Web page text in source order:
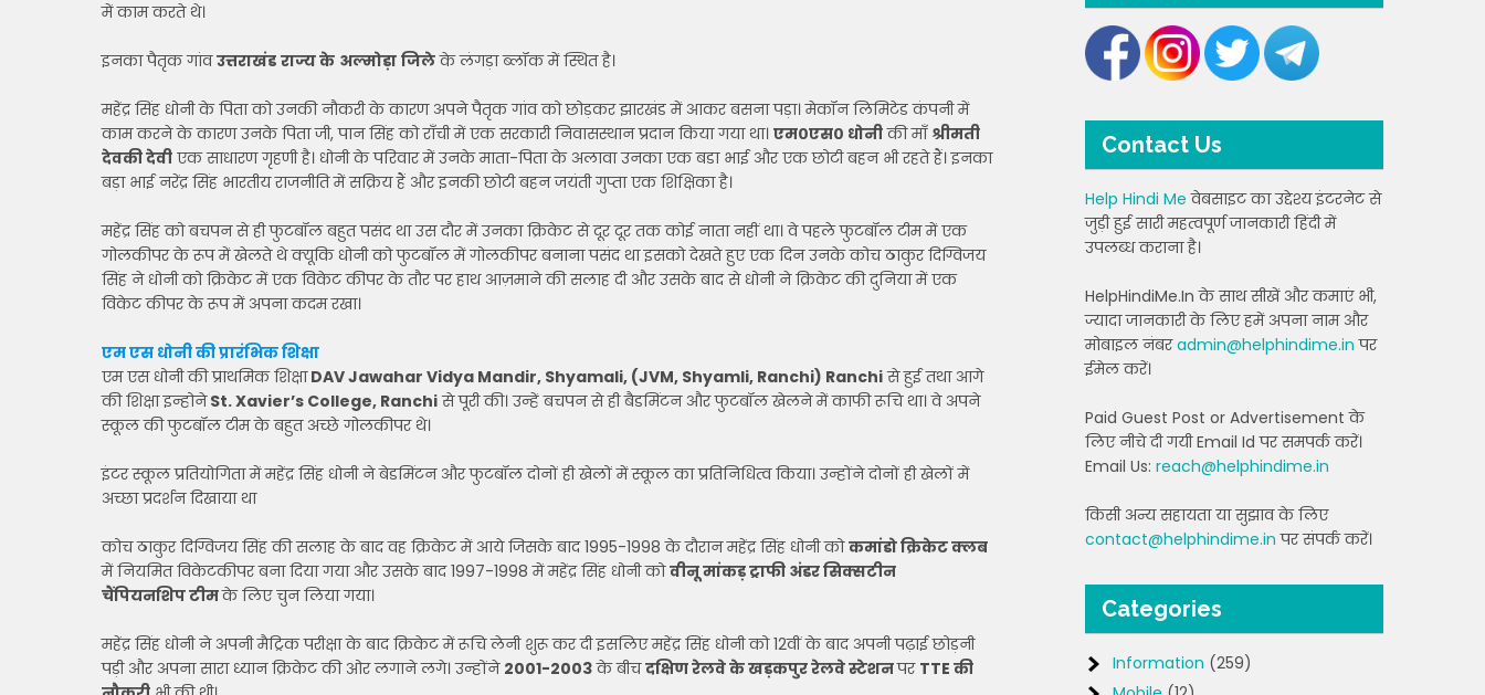
में काम करते थे।
इनका पैतृक गांवउत्तराखंड राज्य के अल्मोड़ा जिलेके लंगड़ा ब्लॉक में स्थित है।
महेंद्र सिंह धोनी के पिता को उनकी नौकरी के कारण अपने पैतृक गांव को छोड़कर झारखंड में आकर बसना पड़ा। मेकॉन लिमिटेड कंपनी में
काम करने के कारण उनके पिता जी, पान सिंह को राँची में एक सरकारी निवासस्थान प्रदान किया गया था। एम०एस० धोनीकी माँश्रीमती
देवकी देवी एक साधारण गृहणी है। धोनी के परिवार में उनके माता-पिता के अलावा उनका एक बडा भाई और एक छोटी बहन भी रहते हैं। इनका
बड़ा भाई नरेंद्र सिंह भारतीय राजनीति में सक्रिय हैं और इनकी छोटी बहन जयंती गुप्ता एक शिक्षिका है।
महेंद्र सिंह को बचपन से ही फुटबॉल बहुत पसंद था उस दौर में उनका क्रिकेट से दूर दूर तक कोई नाता नहीं था। वे पहले फुटबॉल टीम में एक
गोलकीपर के रूप में खेलते थे क्यूकि धोनी को फुटबॉल में गोलकीपर बनाना पसंद था इसको देखते हुए एक दिन उनके कोच ठाकुर दिग्विजय
सिंह ने धोनी को क्रिकेट में एक विकेट कीपर के तौर पर हाथ आज़माने की सलाह दी और उसके बाद से धोनी ने क्रिकेट की दुनिया में एक
विकेट कीपर के रूप में अपना कदम रखा।
एम एस धोनी की प्रारंभिक शिक्षा
एम एस धोनी की प्राथमिक शिक्षाDAV Jawahar Vidya Mandir, Shyamali, (JVM, Shyamli, Ranchi) Ranchiसे हुई तथा आगे
की शिक्षा इन्होनेSt. Xavier’s College, Ranchiसे पूरी की। उन्हें बचपन से ही बैडमिंटन और फुटबॉल खेलने में काफी रूचि था। वे अपने
स्कूल की फुटबॉल टीम के बहुत अच्छे गोलकीपर थे।
इंटर स्कूल प्रतियोगिता में महेंद्र सिंह धोनी ने बेडमिंटन और फुटबॉल दोनों ही खेलों में स्कूल का प्रतिनिधित्व किया। उन्होंने दोनों ही खेलों में
अच्छा प्रदर्शन दिखाया था
कोच ठाकुर दिग्विजय सिंह की सलाह के बाद वह क्रिकेट में आये जिसके बाद 1995-1998 के दौरान महेंद्र सिंह धोनी कोकमांडो क्रिकेट क्लब
में नियमित विकेटकीपर बना दिया गया और उसके बाद 1997-1998 में महेंद्र सिंह धोनी कोवीनू मांकड़ ट्राफी अंडर सिक्सटीन
चैंपियनशिप टीमके लिए चुन लिया गया।
महेंद्र सिंह धोनी ने अपनी मैट्रिक परीक्षा के बाद क्रिकेट में रूचि लेनी शुरू कर दी इसलिए महेंद्र सिंह धोनी को 12वीं के बाद अपनी पढ़ाई छोड़नी
पड़ी और अपना सारा ध्यान क्रिकेट की ओर लगाने लगे। उन्होंने 2001-2003के बीचदक्षिण रेलवे के खड़कपुर रेलवे स्टेशनपर TTE की
Contact Us
Help Hindi Me वेबसाइट का उद्देश्य इंटरनेट से
जुड़ी हुई सारी महत्वपूर्ण जानकारी हिंदी में
उपलब्ध कराना है।
HelpHindiMe.In के साथ सीखें और कमाएं भी,
ज्यादा जानकारी के लिए हमें अपना नाम और
मोबाइल नंबरadmin@helphindime.in पर
ईमेल करें।
Paid Guest Post or Advertisement के
लिए नीचे दी गयी Email Id पर समपर्क करें।
Email Us: reach@helphindime.in
किसी अन्य सहायता या सुझाव के लिए
contact@helphindime.in पर संपर्क करें।
Categories
Information (259)